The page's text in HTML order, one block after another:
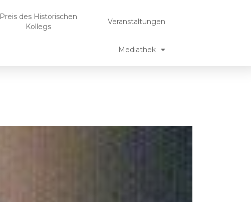
Preis des Historischen
Kollegs
Veranstaltungen
Mediathek